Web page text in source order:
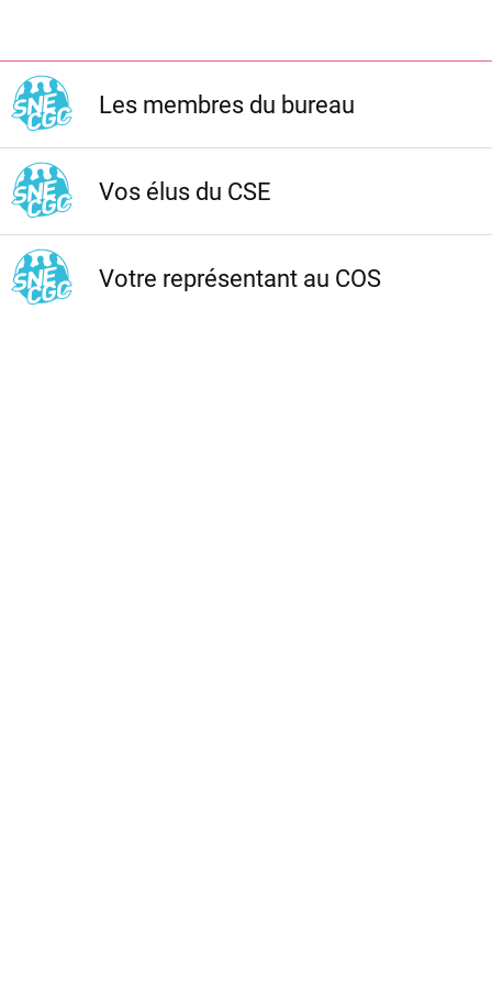
Les membres du bureau
Vos élus du CSE
Votre représentant au COS